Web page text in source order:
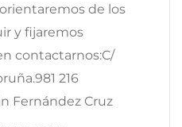
de los
y fijaremos
contactarnos:C/
216
Fernández Cruz